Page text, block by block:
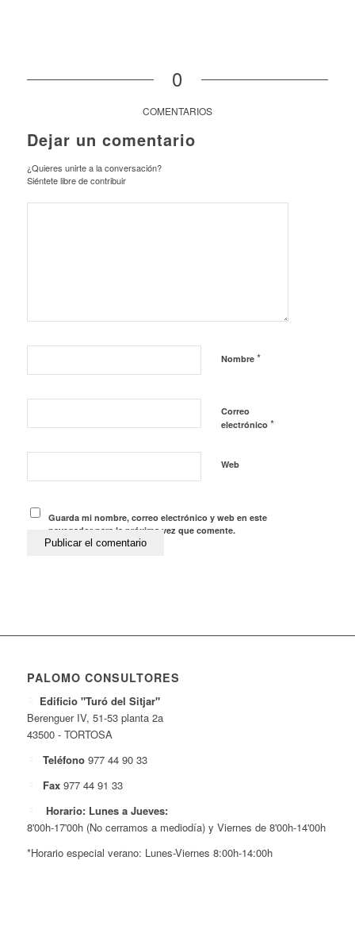
0
COMENTARIOS
Dejar un comentario
¿Quieres unirte a la conversación?
Siéntete libre de contribuir
Nombre *
Correo
electrónico *
Web
Guarda mi nombre, correo electrónico y web en este
navegador para la próxima vez que comente.
PALOMO CONSULTORES
Edificio "Turó del Sitjar"
Berenguer IV, 51-53 planta 2a
43500 - TORTOSA
Teléfono 977 44 90 33
Fax 977 44 91 33
Horario: Lunes a Jueves:
8'00h-17'00h (No cerramos a mediodía) y Viernes de 8'00h-14'00h
*Horario especial verano: Lunes-Viernes 8:00h-14:00h